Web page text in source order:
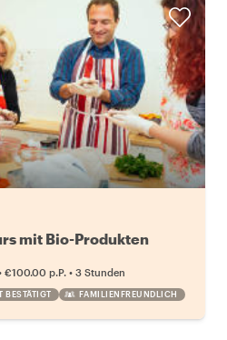
mit Bio-Produkten
€100.00 p.P. • 3 Stunden
BESTÄTIGT FAMILIENFREUNDLICH